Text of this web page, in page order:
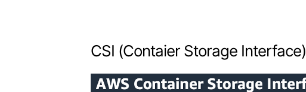
CSI (Contaier Storage Interface)